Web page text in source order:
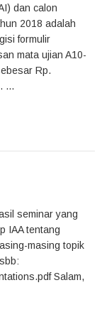
dan calon
2018 adalah
formulir
mata ujian A10-
Rp.
...
seminar yang
IAA tentang
masing topik
Salam,